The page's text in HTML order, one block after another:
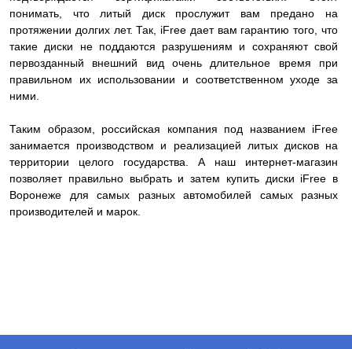
понимать, что литый диск прослужит вам предано на
протяжении долгих лет. Так, iFree дает вам гарантию того, что
такие диски не поддаются разрушениям и сохраняют свой
первозданный внешний вид очень длительное время при
правильном их использовании и соответственном уходе за
ними.
Таким образом, российская компания под названием iFree
занимается производством и реализацией литых дисков на
территории целого государства. А наш интернет-магазин
позволяет правильно выбрать и затем купить диски iFree в
Воронеже для самых разных автомобилей самых разных
производителей и марок.